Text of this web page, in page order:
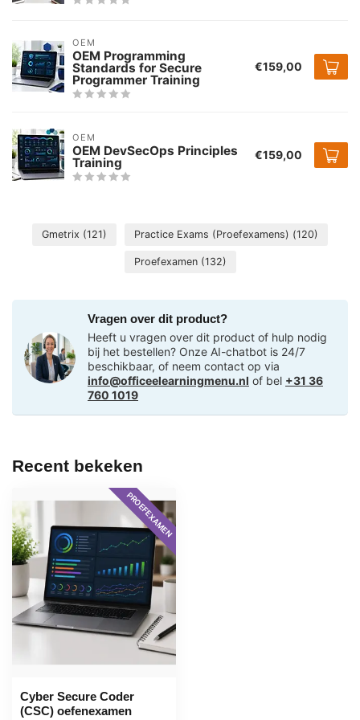
OEM
OEM Programming
Standards for Secure
Programmer Training
€159,00
OEM
OEM DevSecOps Principles
Training €159,00
Gmetrix (121) Practice Exams (Proefexamens) (120)
Proefexamen (132)
Vragen over dit product?
Heeft u vragen over dit product of hulp nodig
bij het bestellen? Onze AI-chatbot is 24/7
beschikbaar, of neem contact op via
info@officeelearningmenu.nl of bel +31 36
760 1019
Recent bekeken
PROEFEXAMEN
Cyber Secure Coder
(CSC) oefenexamen